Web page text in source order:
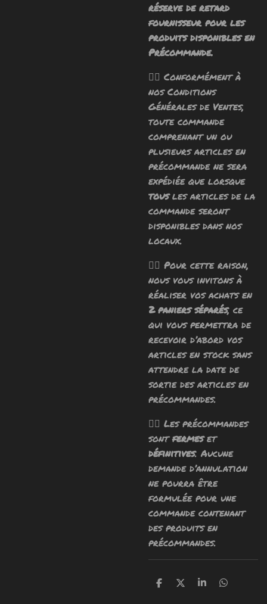
réserve de retard
fournisseur pour les
produits disponibles en
Précommande.
🧙‍♂️ Conformément à
nos Conditions
Générales de Ventes,
toute commande
comprenant un ou
plusieurs articles en
précommande ne sera
expédiée que lorsque
tousles articles de la
commande seront
disponibles dans nos
locaux.
🧙‍♂️ Pour cette raison,
nous vous invitons à
réaliser vos achats en
2 paniers séparés, ce
qui vous permettra de
recevoir d’abord vos
articles en stock sans
attendre la date de
sortie des articles en
précommandes.
🧙‍♂️ Les précommandes
sontfermeset
définitives. Aucune
demande d’annulation
ne pourra être
formulée pour une
commande contenant
des produits en
précommandes.
P
P
P
P